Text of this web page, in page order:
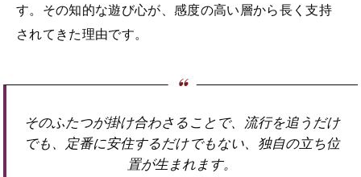
す。その知的な遊び心が、感度の高い層から長く支持
されてきた理由です。
そのふたつが掛け合わさることで、流行を追うだけ
でも、定番に安住するだけでもない、独自の立ち位
置が生まれます。